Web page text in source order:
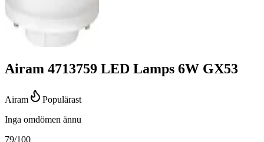
Airam 4713759 LED Lamps 6W GX53
Airam
Populärast
Inga omdömen ännu
79/100